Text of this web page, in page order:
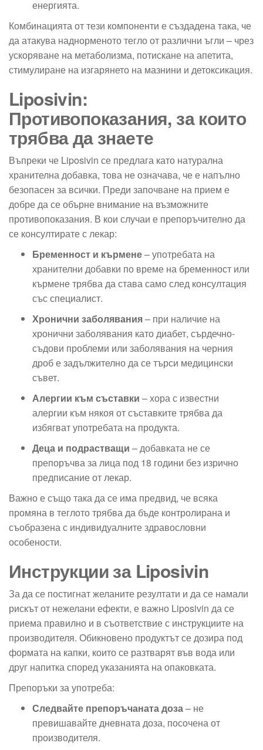
енергията.
Комбинацията от тези компоненти е създадена така, че
да атакува наднорменото тегло от различни ъгли – чрез
ускоряване на метаболизма, потискане на апетита,
стимулиране на изгарянето на мазнини и детоксикация.
Liposivin:
Противопоказания, за които
трябва да знаете
Въпреки че Liposivin се предлага като натурална
хранителна добавка, това не означава, че е напълно
безопасен за всички. Преди започване на прием е
добре да се обърне внимание на възможните
противопоказания. В кои случаи е препоръчително да
се консултирате с лекар:
Бременност и кърмене– употребата на
хранителни добавки по време на бременност или
кърмене трябва да става само след консултация
със специалист.
Хронични заболявания– при наличие на
хронични заболявания като диабет, сърдечно-
съдови проблеми или заболявания на черния
дроб е задължително да се търси медицински
съвет.
Алергии към съставки – хора с известни
алергии към някоя от съставките трябва да
избягват употребата на продукта.
Деца и подрастващи – добавката не се
препоръчва за лица под 18 години без изрично
предписание от лекар.
Важно е също така да се има предвид, че всяка
промяна в теглото трябва да бъде контролирана и
съобразена с индивидуалните здравословни
особености.
Инструкции за Liposivin
За да се постигнат желаните резултати и да се намали
рискът от нежелани ефекти, е важно Liposivin да се
приема правилно и в съответствие с инструкциите на
производителя. Обикновено продуктът се дозира под
формата на капки, които се разтварят във вода или
друг напитка според указанията на опаковката.
Препоръки за употреба:
Следвайте препоръчаната доза– не
превишавайте дневната доза, посочена от
производителя.